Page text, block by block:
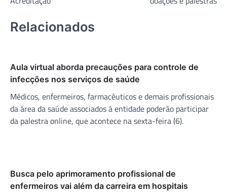
Relacionados
Aula virtual aborda precauções para controle de
infecções nos serviços de saúde
Médicos, enfermeiros, farmacêuticos e demais profissionais
da área da saúde associados à entidade poderão participar
da palestra online, que acontece na sexta-feira (6).
Busca pelo aprimoramento profissional de
enfermeiros vai além da carreira em hospitais